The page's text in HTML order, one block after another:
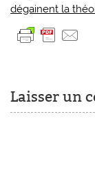
dégainent la
Laisser un